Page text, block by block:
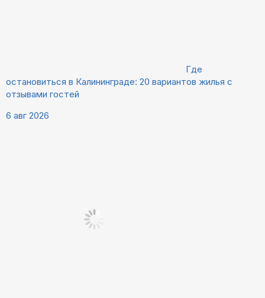
Где
остановиться в Калининграде: 20 вариантов жилья с
отзывами гостей
6 авг 2026